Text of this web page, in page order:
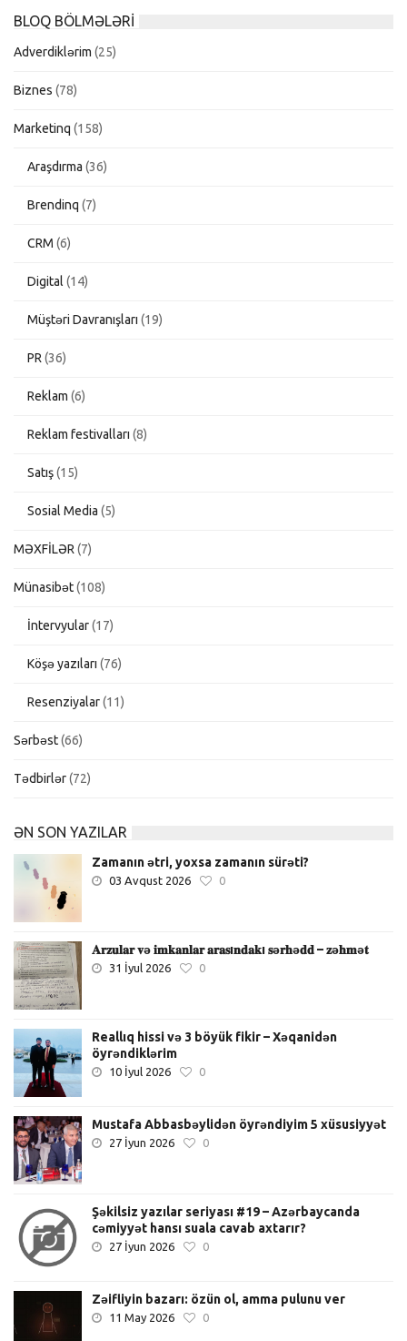
BLOQ BÖLMƏLƏRI
Adverdiklərim (25)
Biznes (78)
Marketinq (158)
Araşdırma (36)
Brendinq (7)
CRM (6)
Digital (14)
Müştəri Davranışları (19)
PR (36)
Reklam (6)
Reklam festivalları (8)
Satış(15)
Sosial Media (5)
MƏXFİLƏR (7)
Münasibət(108)
İntervyular(17)
Köşə yazıları (76)
Resenziyalar(11)
Sərbəst(66)
Tədbirlər(72)
ƏN SON YAZILAR
Zamanın ətri, yoxsa zamanın sürəti?
03 Avqust 2026 0
𝐀𝐫𝐳𝐮𝐥𝐚𝐫 𝐯ə 𝐢𝐦𝐤𝐚𝐧𝐥𝐚𝐫 𝐚𝐫𝐚𝐬ı𝐧𝐝𝐚𝐤ı 𝐬ə𝐫𝐡ə𝐝𝐝 – 𝐳ə𝐡𝐦ə𝐭
31 İyul 2026 0
Reallıq hissi və 3 böyük fikir – Xəqanidən
öyrəndiklərim
10 İyul 2026 0
Mustafa Abbasbəylidən öyrəndiyim 5 xüsusiyyət
27 İyun 2026 0
Şəkilsiz yazılar seriyası #19 – Azərbaycanda
cəmiyyət hansı suala cavab axtarır?
27 İyun 2026 0
Zəifliyin bazarı: özün ol, amma pulunu ver
11 May 2026 0